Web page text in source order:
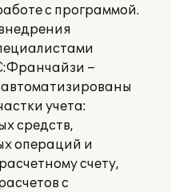
с программой.
–
учета:
средств,
операций и
счету,
с